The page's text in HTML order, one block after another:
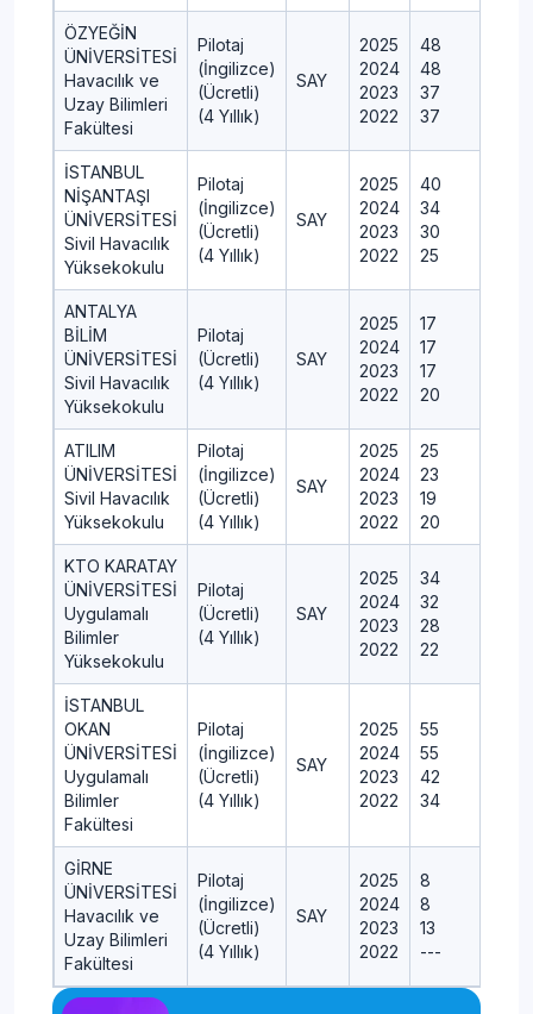
ÖZYEĞİN
ÜNİVERSİTESİ
Havacılık ve
Uzay Bilimleri
Fakültesi
Pilotaj
(İngilizce)
(Ücretli)
(4 Yıllık)
SAY
2025
2024
2023
2022
48
48
37
37
İSTANBUL
NİŞANTAŞI
ÜNİVERSİTESİ
Sivil Havacılık
Yüksekokulu
Pilotaj
(İngilizce)
(Ücretli)
(4 Yıllık)
SAY
2025
2024
2023
2022
40
34
30
25
ANTALYA
BİLİM
ÜNİVERSİTESİ
Sivil Havacılık
Yüksekokulu
Pilotaj
(Ücretli)
(4 Yıllık)
SAY
2025
2024
2023
2022
17
17
17
20
ATILIM
ÜNİVERSİTESİ
Sivil Havacılık
Yüksekokulu
Pilotaj
(İngilizce)
(Ücretli)
(4 Yıllık)
SAY
2025
2024
2023
2022
25
23
19
20
KTO KARATAY
ÜNİVERSİTESİ
Uygulamalı
Bilimler
Yüksekokulu
Pilotaj
(Ücretli)
(4 Yıllık)
SAY
2025
2024
2023
2022
34
32
28
22
İSTANBUL
OKAN
ÜNİVERSİTESİ
Uygulamalı
Bilimler
Fakültesi
Pilotaj
(İngilizce)
(Ücretli)
(4 Yıllık)
SAY
2025
2024
2023
2022
55
55
42
34
GİRNE
ÜNİVERSİTESİ
Havacılık ve
Uzay Bilimleri
Fakültesi
Pilotaj
(İngilizce)
(Ücretli)
(4 Yıllık)
SAY
2025
2024
2023
2022
8
8
13
---